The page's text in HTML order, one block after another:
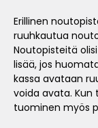
Erillinen
ruuhkautua
Noutopisteitä
lisää, jos
kassa avataan
voida avata.
tuominen myös